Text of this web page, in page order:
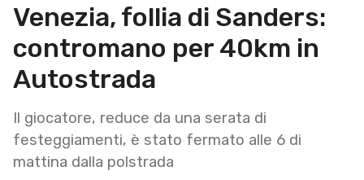
Venezia, follia di Sanders:
contromano per 40km in
Autostrada
Il giocatore, reduce da una serata di
festeggiamenti, è stato fermato alle 6 di
mattina dalla polstrada